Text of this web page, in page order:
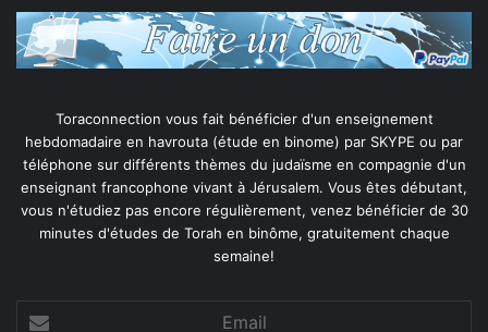
Toraconnection vous fait bénéficier d'un enseignement
hebdomadaire en havrouta (étude en binome) par SKYPE ou par
téléphone sur différents thèmes du judaïsme en compagnie d'un
enseignant francophone vivant à Jérusalem. Vous êtes débutant,
vous n'étudiez pas encore régulièrement, venez bénéficier de 30
minutes d'études de Torah en binôme, gratuitement chaque
semaine!